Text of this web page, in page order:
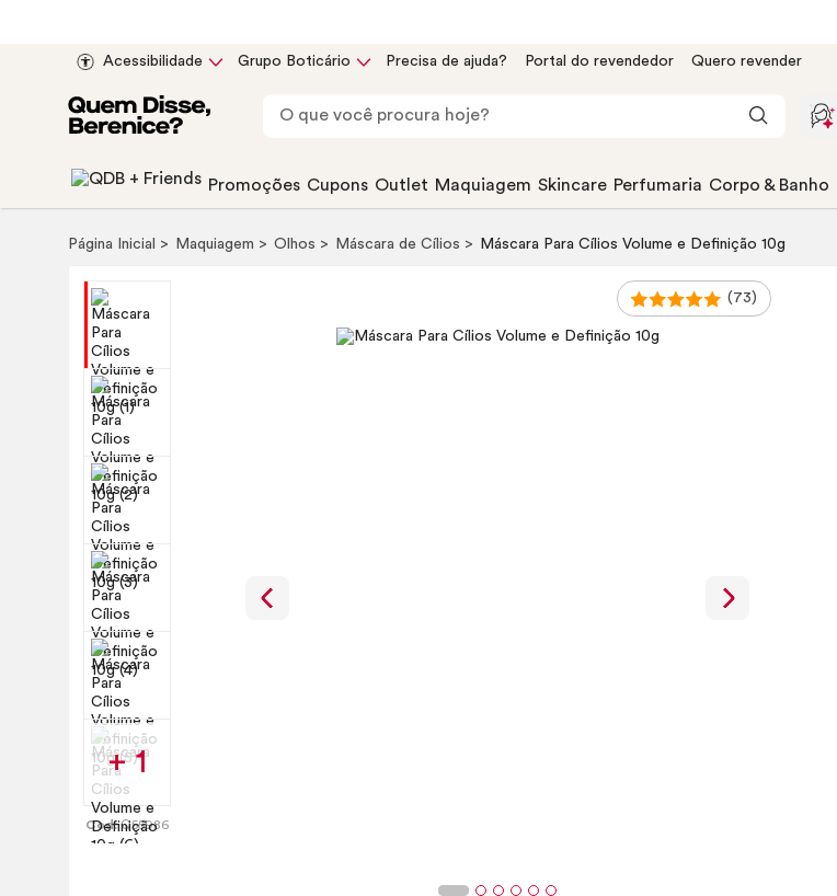
Acessibilidade Grupo Boticário Precisa de ajuda? Portal do revendedor Quero revender
Promoções Cupons Outlet Maquiagem Skincare Perfumaria Corpo & Banho
Página Inicial Maquiagem Olhos Máscara de Cílios Máscara Para Cílios Volume e Definição 10g
(73)
+ 1
Cod:Q55986